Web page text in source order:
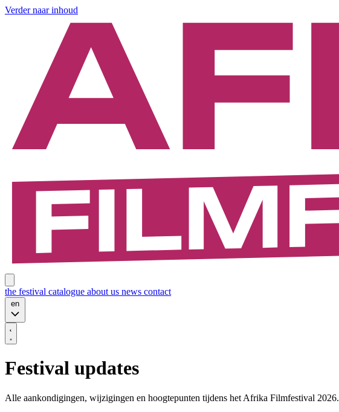
Verder naar inhoud
the festival catalogue about us news contact
en
Festival updates
Alle aankondigingen, wijzigingen en hoogtepunten tijdens het Afrika Filmfestival 2026.